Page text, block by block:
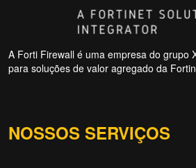
A Forti Firewall é uma empresa do grupo
para soluções de valor agregado da
NOSSOS SERVIÇOS